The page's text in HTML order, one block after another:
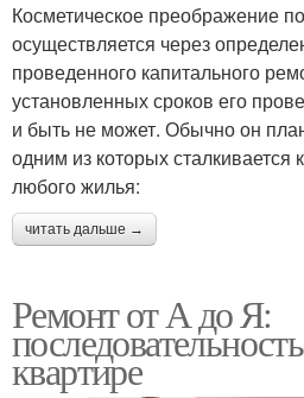
Косметическое преображение
осуществляется через
проведенного капитального
установленных сроков его
и быть не может. Обычно он
одним из которых
любого жилья:
читать дальше →
Ремонт от А до Я:
квартире